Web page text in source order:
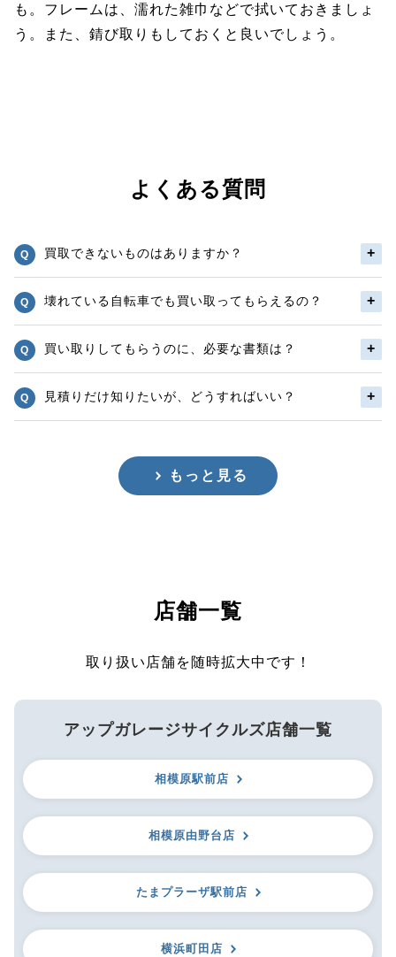
も。フレームは、濡れた雑巾などで拭いておきましょ
う。また、錆び取りもしておくと良いでしょう。
よくある質問
買取できないものはありますか？
壊れている自転車でも買い取ってもらえるの？
買い取りしてもらうのに、必要な書類は？
見積りだけ知りたいが、どうすればいい？
もっと見る
店舗一覧
取り扱い店舗を随時拡大中です！
アップガレージサイクルズ店舗一覧
相模原駅前店
相模原由野台店
たまプラーザ駅前店
横浜町田店